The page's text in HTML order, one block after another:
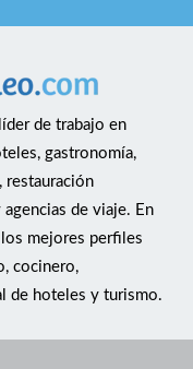
de trabajo en
gastronomía,
restauración
de viaje. En
mejores perfiles
cocinero,
de hoteles y turismo.